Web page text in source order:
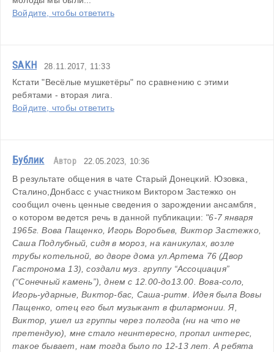
Войдите, чтобы ответить
SAKH 28.11.2017, 11:33
Кстати "Весёлые мушкетёры" по сравнению с этими
ребятами - вторая лига.
Войдите, чтобы ответить
Бублик Автор 22.05.2023, 10:36
В результате общения в чате Старый Донецкий. Юзовка,
Сталино,Донбасс с участником Виктором Застежко он
сообщил очень ценные сведения о зарождении ансамбля,
о котором ведется речь в данной публикации: "6-7 января
1965г. Вова Пащенко, Игорь Воробьев, Виктор Застежко,
Саша Подлубный, сидя в мороз, на каникулах, возле
трубы котельной, во дворе дома ул.Артема 76 (Двор
Гастронома 13), создали муз. группу “Ассоциация”
(“Сонечный камень”), днем с 12.00-до13.00. Вова-соло,
Игорь-ударные, Виктор-бас, Саша-ритм. Идея была Вовы
Пащенко, отец его был музыкант в филармонии. Я,
Виктор, ушел из группы через полгода (ни на что не
претендую), мне стало неинтересно, пропал интерес,
такое бывает, нам тогда было по 12-13 лет. А ребята